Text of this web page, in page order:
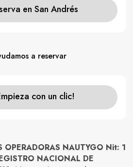
en San Andrés
a reservar
con un clic!
OPERADORAS NAUTYGO Nit: 1
NACIONAL DE